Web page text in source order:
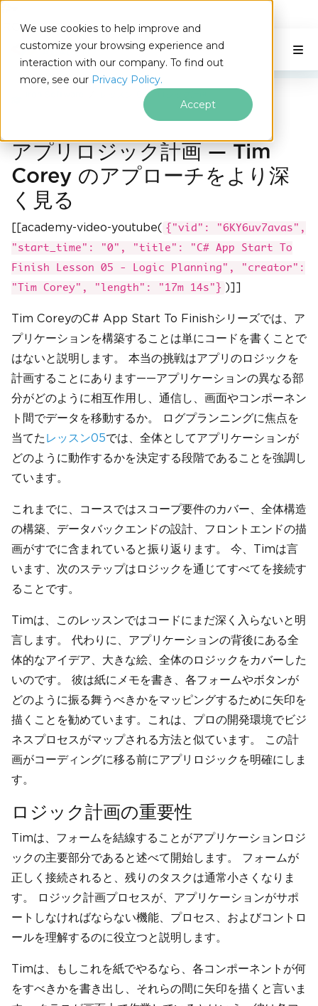
We use cookies to help improve and
customize your browsing experience and
interaction with our company. To find out
more, see our Privacy Policy.
Accept
IRONSOFTWARE
フッターコンテンツにスキップ
C# Application
このページでは
レッスン 05 - ロジック計画
アプリロジック計画 — Tim
Corey のアプローチをより深
く見る
[[academy-video-youtube( {"vid": "6KY6uv7avas",
"start_time": "0", "title": "C# App Start To
Finish Lesson 05 - Logic Planning", "creator":
"Tim Corey", "length": "17m 14s"} )]]
Tim CoreyのC# App Start To Finishシリーズでは、ア
プリケーションを構築することは単にコードを書くことで
はないと説明します。 本当の挑戦はアプリのロジックを
計画することにあります——アプリケーションの異なる部
分がどのように相互作用し、通信し、画面やコンポーネン
ト間でデータを移動するか。 ログプランニングに焦点を
当てた レッスン05では、全体としてアプリケーションが
どのように動作するかを決定する段階であることを強調し
ています。
これまでに、コースではスコープ要件のカバー、全体構造
の構築、データバックエンドの設計、フロントエンドの描
画がすでに含まれていると振り返ります。 今、Timは言
います、次のステップはロジックを通じてすべてを接続す
ることです。
Timは、このレッスンではコードにまだ深く入らないと明
言します。 代わりに、アプリケーションの背後にある全
体的なアイデア、大きな絵、全体のロジックをカバーした
いのです。 彼は紙にメモを書き、各フォームやボタンが
どのように振る舞うべきかをマッピングするために矢印を
描くことを勧めています。これは、プロの開発環境でビジ
ネスプロセスがマップされる方法と似ています。 この計
画がコーディングに移る前にアプリロジックを明確にしま
す。
ロジック計画の重要性
Timは、フォームを結線することがアプリケーションロジ
ックの主要部分であると述べて開始します。 フォームが
正しく接続されると、残りのタスクは通常小さくなりま
す。 ロジック計画プロセスが、アプリケーションがサポ
ートしなければならない機能、プロセス、およびコントロ
ールを理解するのに役立つと説明します。
Timは、もしこれを紙でやるなら、各コンポーネントが何
をすべきかを書き出し、それらの間に矢印を描くと言いま